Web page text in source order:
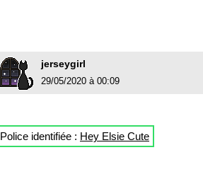
jerseygirl
29/05/2020 à 00:09
Police identifiée : Hey Elsie Cute